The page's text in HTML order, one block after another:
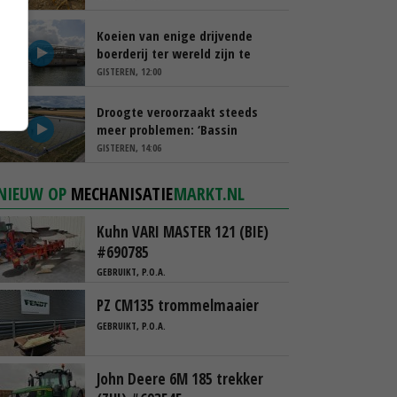
Koeien van enige drijvende
boerderij ter wereld zijn te
koop
GISTEREN, 12:00
Droogte veroorzaakt steeds
meer problemen: ‘Bassin
afgelopen week al leeg’
GISTEREN, 14:06
OP MECHANISATIEMARKT.NL
Kuhn VARI MASTER 121 (BIE)
#690785
GEBRUIKT, P.O.A.
PZ CM135 trommelmaaier
GEBRUIKT, P.O.A.
John Deere 6M 185 trekker